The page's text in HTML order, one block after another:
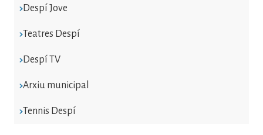
Despí Jove
Teatres Despí
Despí TV
Arxiu municipal
Tennis Despí